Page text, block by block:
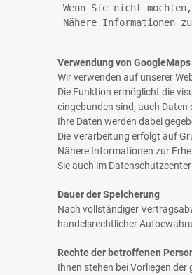
Wenn Sie nicht
Nähere Informationen
Verwendung von GoogleMaps
Wir verwenden auf unserer
Die Funktion ermöglicht die
eingebunden sind, auch
Ihre Daten werden dabei
Die Verarbeitung erfolgt auf
Nähere Informationen zur
Sie auch im
Dauer der Speicherung
Nach vollständiger
handelsrechtlicher
Rechte der betroffenen
Ihnen stehen bei Vorliegen